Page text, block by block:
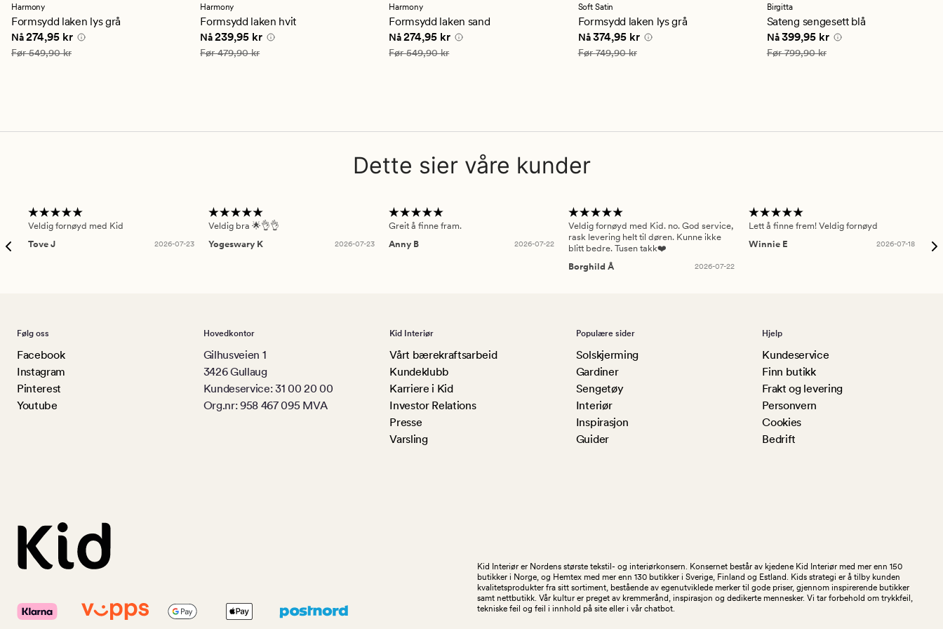
en
gjennomsnittlig
vurdering
på
4
Harmony
Formsydd laken lys grå
Nåværende pris
Nå274,95 kr
Vanlig pris 549,90 kr
Før549,90 kr
en
gjennomsnittlig
vurdering
på
4
Harmony
Formsydd laken hvit
Nåværende pris
Nå239,95 kr
Vanlig pris 479,90 kr
Før479,90 kr
en
gjennomsnittlig
vurdering
på
4
Harmony
Formsydd laken sand
Nåværende pris
Nå 274,95 kr
Vanlig pris 549,90 kr
Før549,90 kr
en
gjennomsnittlig
vurdering
på
4.5
Soft Satin
Formsydd laken lys grå
Nåværende pris
Nå 374,95 kr
Vanlig pris 749,90 kr
Før749,90 kr
en
gjennomsnittlig
vurdering
på
4.5
Birgitta
Sateng sengesett blå
Nåværende pris
Nå 399,95 kr
Vanlig pris 799,90 kr
Før799,90 kr
Dette sier våre kunder
Veldig fornøyd med Kid
Tove J
2026-07-23
Veldig bra 🌟👌👌
Yogeswary K
2026-07-23
Greit å finne fram.
Anny B
2026-07-22
Veldig fornøyd med Kid. no. God service,
rask levering helt til døren. Kunne ikke
blitt bedre. Tusen takk❤️
Borghild Å
2026-07-22
Lett å finne frem! Veldig fornøyd
Winnie E
2026-07-18
Følg oss
Facebook
Instagram
Pinterest
Youtube
Hovedkontor
Gilhusveien 1
3426 Gullaug
Kundeservice: 31 00 20 00
Org.nr: 958 467 095 MVA
Kid Interiør
Vårt bærekraftsarbeid
Kundeklubb
Karriere i Kid
Investor Relations
Presse
Varsling
Populære sider
Solskjerming
Gardiner
Sengetøy
Interiør
Inspirasjon
Guider
Hjelp
Kundeservice
Finn butikk
Frakt og levering
Personvern
Cookies
Bedrift
Kid Interiør er Nordens største tekstil- og interiørkonsern. Konsernet består av kjedene Kid Interiør med mer enn 150
butikker i Norge, og Hemtex med mer enn 130 butikker i Sverige, Finland og Estland. Kids strategi er å tilby kunden
kvalitetsprodukter fra sitt sortiment, bestående av egenutviklede merker til gode priser, gjennom inspirerende butikker
samt nettbutikk. Vår kultur er preget av kremmerånd, inspirasjon og dedikerte mennesker. Vi tar forbehold om trykkfeil,
tekniske feil og feil i innhold på site eller i vår chatbot.